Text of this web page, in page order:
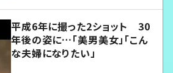
平成6年に撮った2ショット 30
年後の姿に…「美男美女」「こん
な夫婦になりたい」